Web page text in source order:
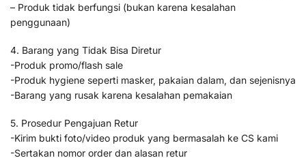
– Produk tidak berfungsi (bukan karena kesalahan
penggunaan)
4. Barang yang Tidak Bisa Diretur
-Produk promo/flash sale
-Produk hygiene seperti masker, pakaian dalam, dan sejenisnya
-Barang yang rusak karena kesalahan pemakaian
5. Prosedur Pengajuan Retur
-Kirim bukti foto/video produk yang bermasalah ke CS kami
-Sertakan nomor order dan alasan retur